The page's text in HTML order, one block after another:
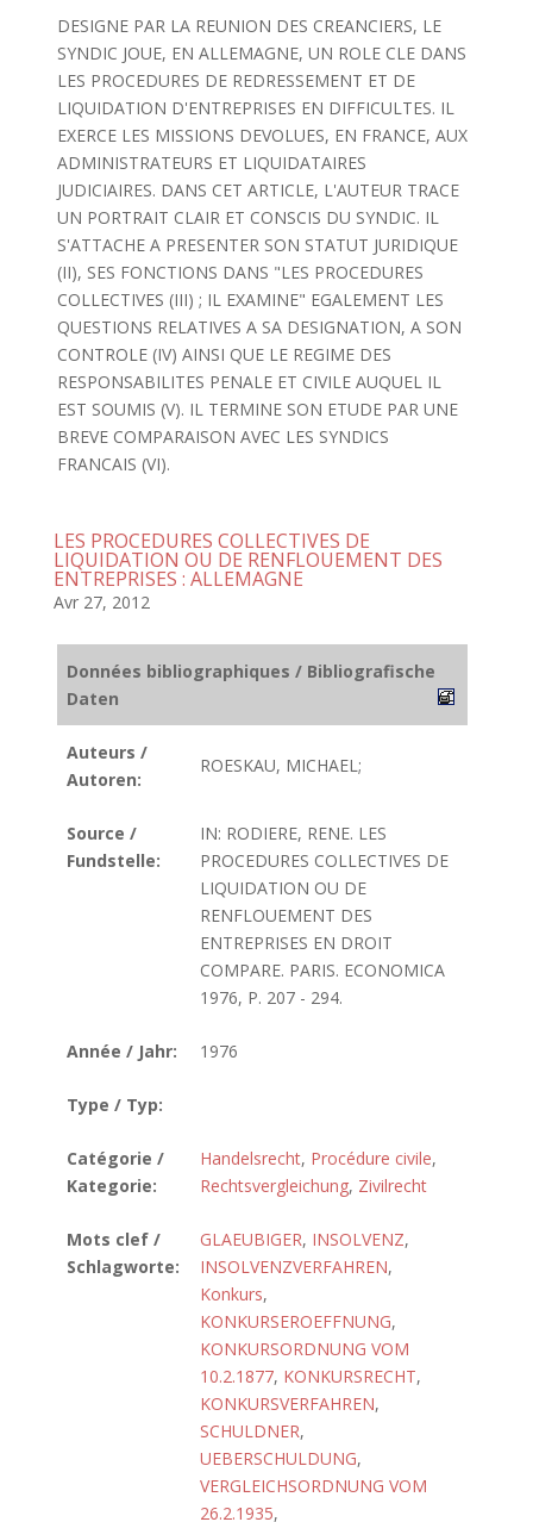
DESIGNE PAR LA REUNION DES CREANCIERS, LE
SYNDIC JOUE, EN ALLEMAGNE, UN ROLE CLE DANS
LES PROCEDURES DE REDRESSEMENT ET DE
LIQUIDATION D'ENTREPRISES EN DIFFICULTES. IL
EXERCE LES MISSIONS DEVOLUES, EN FRANCE, AUX
ADMINISTRATEURS ET LIQUIDATAIRES
JUDICIAIRES. DANS CET ARTICLE, L'AUTEUR TRACE
UN PORTRAIT CLAIR ET CONSCIS DU SYNDIC. IL
S'ATTACHE A PRESENTER SON STATUT JURIDIQUE
(II), SES FONCTIONS DANS "LES PROCEDURES
COLLECTIVES (III) ; IL EXAMINE" EGALEMENT LES
QUESTIONS RELATIVES A SA DESIGNATION, A SON
CONTROLE (IV) AINSI QUE LE REGIME DES
RESPONSABILITES PENALE ET CIVILE AUQUEL IL
EST SOUMIS (V). IL TERMINE SON ETUDE PAR UNE
BREVE COMPARAISON AVEC LES SYNDICS
FRANCAIS (VI).
LES PROCEDURES COLLECTIVES DE
LIQUIDATION OU DE RENFLOUEMENT DES
ENTREPRISES : ALLEMAGNE
Avr 27, 2012
Données bibliographiques / Bibliografische
Daten
Auteurs /
Autoren:
ROESKAU, MICHAEL;
Source /
Fundstelle:
IN: RODIERE, RENE. LES
PROCEDURES COLLECTIVES DE
LIQUIDATION OU DE
RENFLOUEMENT DES
ENTREPRISES EN DROIT
COMPARE. PARIS. ECONOMICA
1976, P. 207 - 294.
Année / Jahr: 1976
Type / Typ:
Catégorie /
Kategorie:
Handelsrecht, Procédure civile,
Rechtsvergleichung, Zivilrecht
Mots clef /
Schlagworte:
GLAEUBIGER, INSOLVENZ,
INSOLVENZVERFAHREN,
Konkurs,
KONKURSEROEFFNUNG,
KONKURSORDNUNG VOM
10.2.1877, KONKURSRECHT,
KONKURSVERFAHREN,
SCHULDNER,
UEBERSCHULDUNG,
VERGLEICHSORDNUNG VOM
26.2.1935,